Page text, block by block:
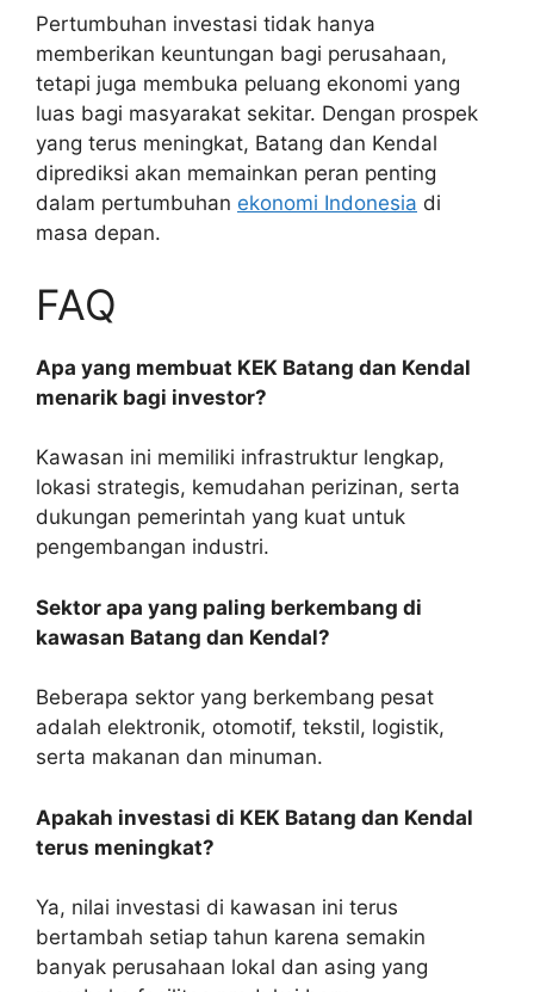
Pertumbuhan investasi tidak hanya
memberikan keuntungan bagi perusahaan,
tetapi juga membuka peluang ekonomi yang
luas bagi masyarakat sekitar. Dengan prospek
yang terus meningkat, Batang dan Kendal
diprediksi akan memainkan peran penting
dalam pertumbuhan ekonomi Indonesia di
masa depan.
FAQ
Apa yang membuat KEK Batang dan Kendal
menarik bagi investor?
Kawasan ini memiliki infrastruktur lengkap,
lokasi strategis, kemudahan perizinan, serta
dukungan pemerintah yang kuat untuk
pengembangan industri.
Sektor apa yang paling berkembang di
kawasan Batang dan Kendal?
Beberapa sektor yang berkembang pesat
adalah elektronik, otomotif, tekstil, logistik,
serta makanan dan minuman.
Apakah investasi di KEK Batang dan Kendal
terus meningkat?
Ya, nilai investasi di kawasan ini terus
bertambah setiap tahun karena semakin
banyak perusahaan lokal dan asing yang